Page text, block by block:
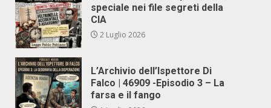
speciale nei file segreti della
CIA
2 Luglio 2026
L’Archivio dell’Ispettore Di
Falco | 46909 -Episodio 3 – La
farsa e il fango